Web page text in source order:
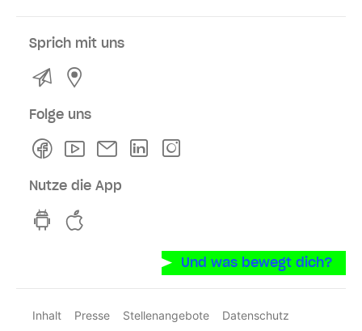
Sprich mit uns
Kontakt
Folge uns
FacebookYoutubeNewsletterLinkedln
Nutze die App
hvv switch App auf GooglePlay
Und was bewegt dich?
Inhalt Presse Stellenangebote
Datenschutz